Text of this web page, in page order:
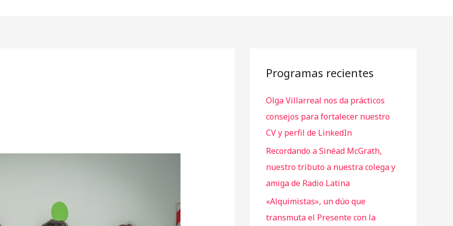
Programas recientes
Olga Villarreal nos da prácticos
consejos para fortalecer nuestro
CV y perfil de LinkedIn
Recordando a Sinéad McGrath,
nuestro tributo a nuestra colega y
amiga de Radio Latina
«Alquimistas», un dúo que
transmuta el Presente con la